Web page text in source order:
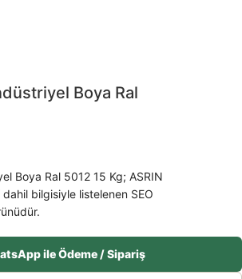
Boya Ral
Boya Ral 5012 15 Kg; ASRIN
bilgisiyle listelenen SEO
ile Ödeme / Sipariş